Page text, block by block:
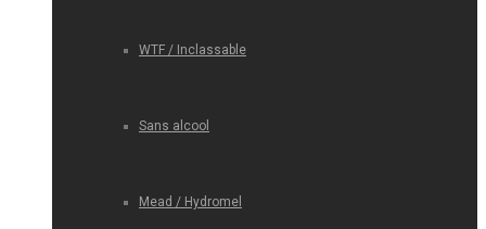
WTF / Inclassable
Sans alcool
Mead / Hydromel